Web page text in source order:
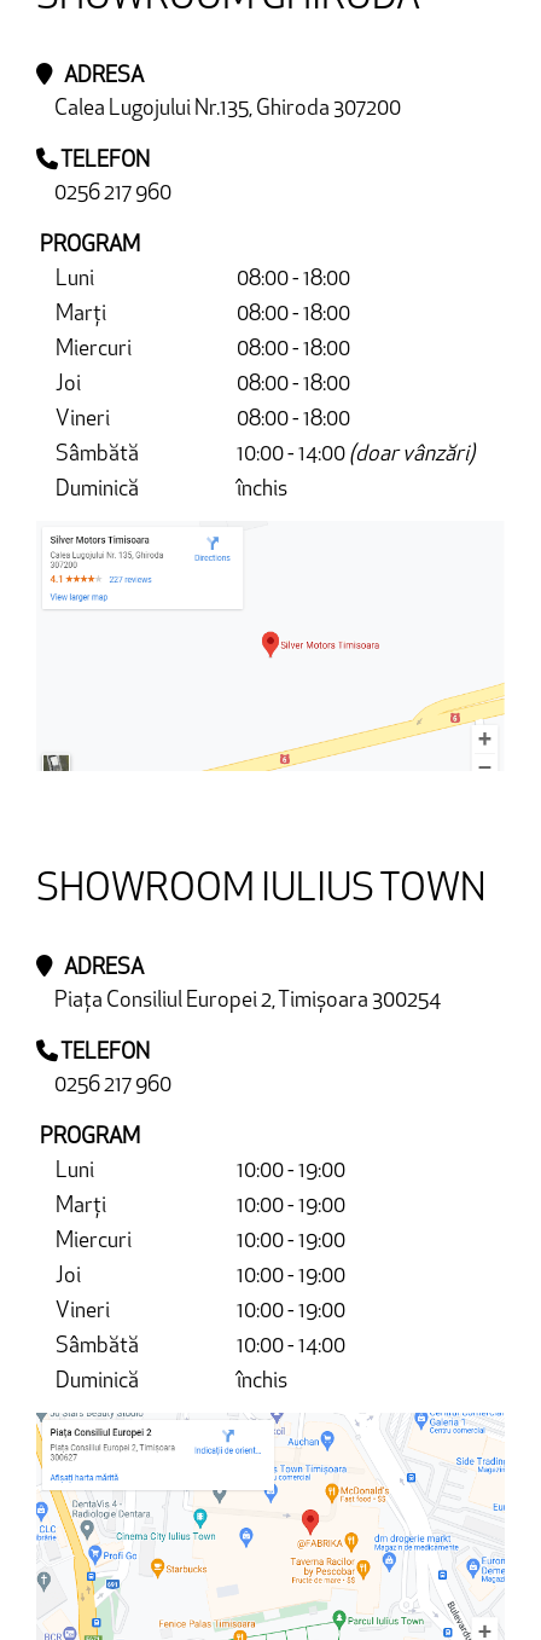
ADRESA
Calea Lugojului Nr.135, Ghiroda 307200
TELEFON
0256 217 960
PROGRAM
Luni
08:00 - 18:00
Marți
08:00 - 18:00
Miercuri
08:00 - 18:00
Joi
08:00 - 18:00
Vineri
08:00 - 18:00
Sâmbătă
10:00 - 14:00 (doar vânzări)
Duminică
închis
SHOWROOM IULIUS TOWN
ADRESA
Piața Consiliul Europei 2, Timișoara 300254
TELEFON
0256 217 960
PROGRAM
Luni
10:00 - 19:00
Marți
10:00 - 19:00
Miercuri
10:00 - 19:00
Joi
10:00 - 19:00
Vineri
10:00 - 19:00
Sâmbătă
10:00 - 14:00
Duminică
închis